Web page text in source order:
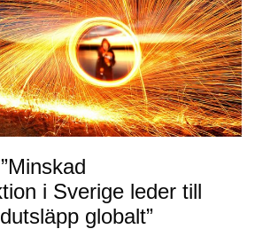
i Sverige leder till
globalt”